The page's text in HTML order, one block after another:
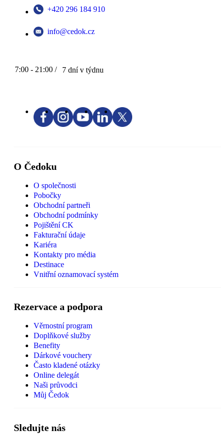
+420 296 184 910
info@cedok.cz
7:00 - 21:00 / 7 dní v týdnu
O Čedoku
O společnosti
Pobočky
Obchodní partneři
Obchodní podmínky
Pojištění CK
Fakturační údaje
Kariéra
Kontakty pro média
Destinace
Vnitřní oznamovací systém
Rezervace a podpora
Věrnostní program
Doplňkové služby
Benefity
Dárkové vouchery
Často kladené otázky
Online delegát
Naši průvodci
Můj Čedok
Sledujte nás